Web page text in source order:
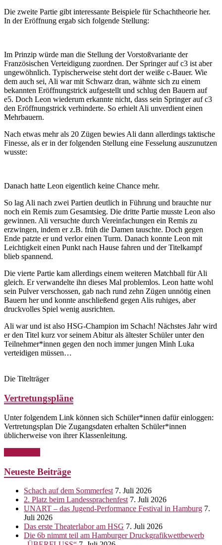
Die zweite Partie gibt interessante Beispiele für Schachtheorie her.
In der Eröffnung ergab sich folgende Stellung:
Im Prinzip würde man die Stellung der Vorstoßvariante der
Französischen Verteidigung zuordnen. Der Springer auf c3 ist aber
ungewöhnlich. Typischerweise steht dort der weiße c-Bauer. Wie
dem auch sei, Ali war mit Schwarz dran, wähnte sich zu einem
bekannten Eröffnungstrick aufgestellt und schlug den Bauern auf
e5. Doch Leon wiederum erkannte nicht, dass sein Springer auf c3
den Eröffnungstrick verhinderte. So erhielt Ali unverdient einen
Mehrbauern.
Nach etwas mehr als 20 Zügen bewies Ali dann allerdings taktische
Finesse, als er in der folgenden Stellung eine Fesselung auszunutzen
wusste:
Danach hatte Leon eigentlich keine Chance mehr.
So lag Ali nach zwei Partien deutlich in Führung und brauchte nur
noch ein Remis zum Gesamtsieg. Die dritte Partie musste Leon also
gewinnen. Ali versuchte durch Vereinfachungen ein Remis zu
erzwingen, indem er z.B. früh die Damen tauschte. Doch gegen
Ende patzte er und verlor einen Turm. Danach konnte Leon mit
Leichtigkeit einen Punkt nach Hause fahren und der Titelkampf
blieb spannend.
Die vierte Partie kam allerdings einem weiteren Matchball für Ali
gleich. Er verwandelte ihn dieses Mal problemlos. Leon hatte wohl
sein Pulver verschossen, gab nach rund zehn Zügen unnötig einen
Bauern her und konnte anschließend gegen Alis ruhiges, aber
druckvolles Spiel wenig ausrichten.
Ali war und ist also HSG-Champion im Schach! Nächstes Jahr wird
er den Titel kurz vor seinem Abitur als ältester Schüler unter den
Teilnehmer*innen gegen den noch immer jungen Minh Luka
verteidigen müssen…
Die Titelträger
Vertretungspläne
Unter folgendem Link können sich Schüler*innen dafür einloggen:
Vertretungsplan Die Zugangsdaten erhalten Schüler*innen
üblicherweise von ihrer Klassenleitung.
Neueste Beiträge
Schach auf dem Sommerfest 7. Juli 2026
2. Platz beim Landessprachenfest 7. Juli 2026
UNART – das Jugend-Performance Festival in Hamburg 7.
Juli 2026
Das erste Theaterlabor am HSG 7. Juli 2026
Die 6b nimmt teil am Hamburger Druckgrafikwettbewerb